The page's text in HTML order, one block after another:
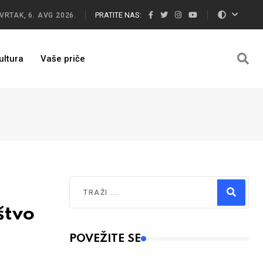
6. AVG 2026. PRATITE NAS:
Vaše priče
Type 2 or more characters for results.
POVEŽITE SE